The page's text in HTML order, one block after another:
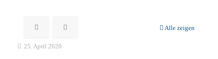
Alle zeigen
25. April 2020